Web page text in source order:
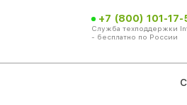
+7 (800) 101-17-
Служба техподдержки
- бесплатно по России